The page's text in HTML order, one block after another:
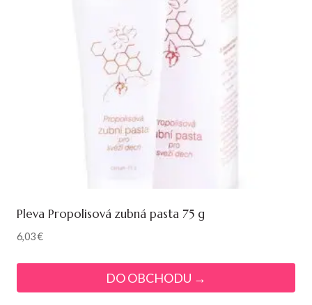
Pleva Propolisová zubná pasta 75 g
6,03€
DO OBCHODU →